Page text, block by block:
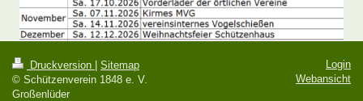
Druckversion | Sitemap
© Schützenverein 1848 e. V.
Großenlüder
Login
Webansicht